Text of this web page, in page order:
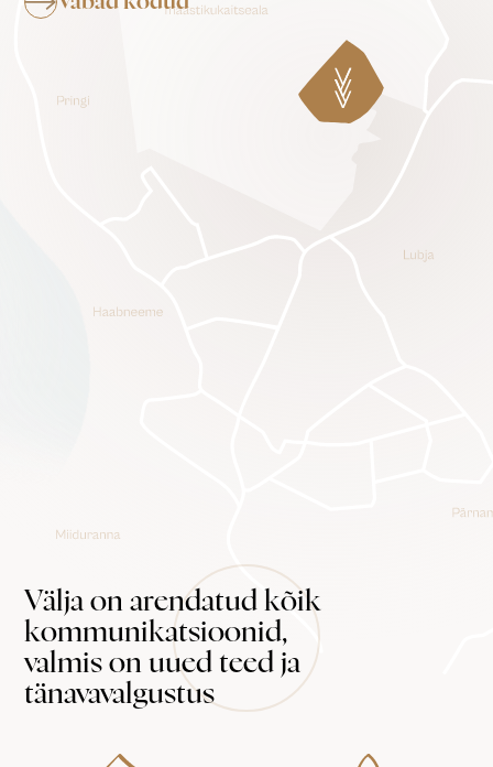
Välja on arendatud kõik
kommunikatsioonid,
valmis on uued teed ja
tänavavalgustus